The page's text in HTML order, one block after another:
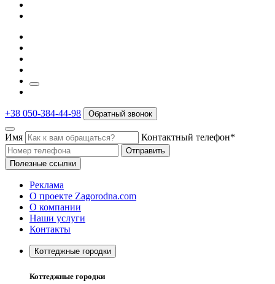
+38 050-384-44-98 Обратный звонок
Имя Контактный телефон*
Отправить
Полезные ссылки
Реклама
О проекте Zagorodna.com
О компании
Наши услуги
Контакты
Коттеджные городки
Коттеджные городки